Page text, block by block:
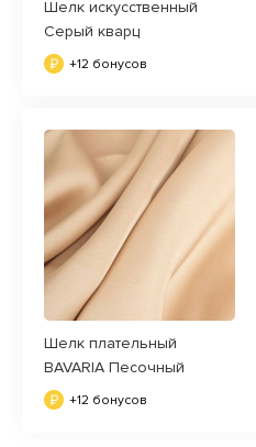
Шелк искусственный
Серый кварц
+12 бонусов
Шелк плательный
BAVARIA Песочный
+12 бонусов